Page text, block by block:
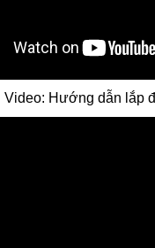
Video: Hướng dẫn lắp